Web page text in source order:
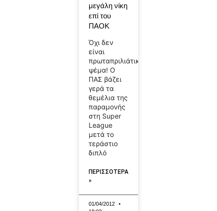
μεγάλη νίκη
επί του
ΠΑΟΚ
Όχι δεν
είναι
πρωταπριλιάτικο
ψέμα! Ο
ΠΑΣ βάζει
γερά τα
θεμέλια της
παραμονής
στη Super
League
μετά το
τεράστιο
διπλό
ΠΕΡΙΣΣΟΤΕΡΑ
»
01/04/2012